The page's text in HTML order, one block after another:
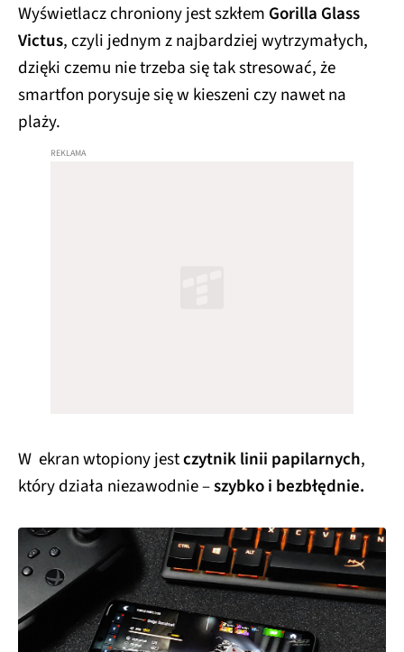
Wyświetlacz chroniony jest szkłem Gorilla Glass
Victus, czyli jednym z najbardziej wytrzymałych,
dzięki czemu nie trzeba się tak stresować, że
smartfon porysuje się w kieszeni czy nawet na
plaży.
W ekran wtopiony jestczytnik linii papilarnych,
który działa niezawodnie –szybko i bezbłędnie.